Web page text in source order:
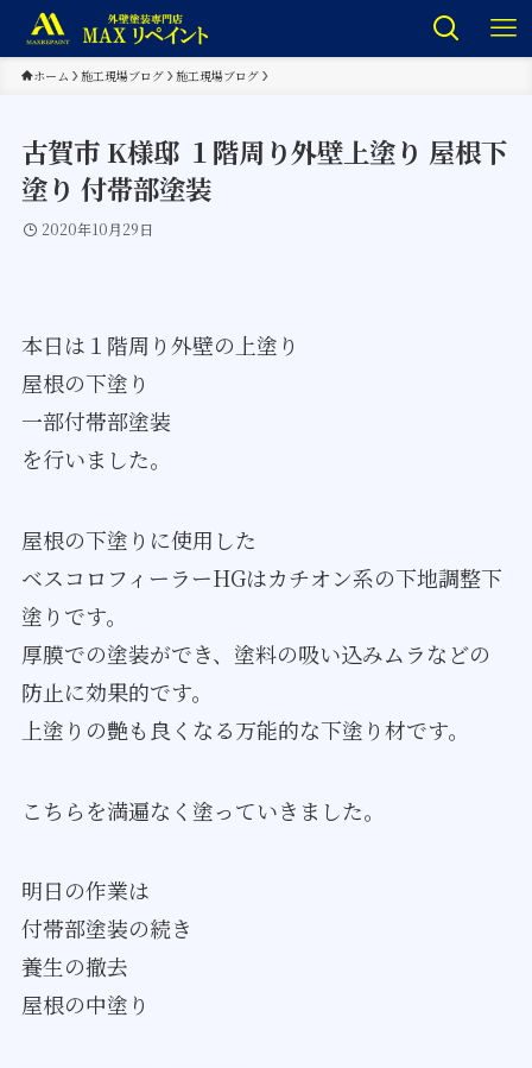
ホーム 施工現場ブログ 施工現場ブログ
古賀市 K様邸 １階周り外壁上塗り 屋根下
塗り 付帯部塗装
2020年10月29日
本日は１階周り外壁の上塗り
屋根の下塗り
一部付帯部塗装
を行いました。
屋根の下塗りに使用した
ベスコロフィーラーHGはカチオン系の下地調整下
塗りです。
厚膜での塗装ができ、塗料の吸い込みムラなどの
防止に効果的です。
上塗りの艶も良くなる万能的な下塗り材です。
こちらを満遍なく塗っていきました。
明日の作業は
付帯部塗装の続き
養生の撤去
屋根の中塗り